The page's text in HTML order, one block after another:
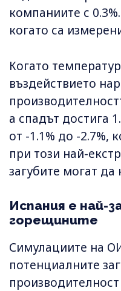
компаниите с
когато са
Когато
въздействието
а спадът достига
от -1.1% до -2.7%,
при този най-
загубите могат да
Испания е най-
горещините
Симулациите на
потенциалните